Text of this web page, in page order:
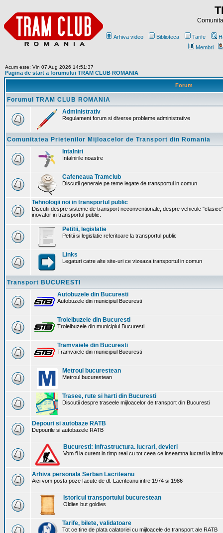
Arhiva video Biblioteca Tarife
Membri
Acum este: Vin 07 Aug 2026 14:51:37
Pagina de start a forumului TRAM CLUB ROMANIA
Forum
Forumul TRAM CLUB ROMANIA
Administrativ
Regulament forum si diverse probleme administrative
Comunitatea Prietenilor Mijloacelor de Transport din Romania
Intalniri
Intalnirile noastre
Cafeneaua Tramclub
Discutii generale pe teme legate de transportul in comun
Tehnologii noi in transportul public
Discutii despre sisteme de transport neconventionale, despre vehicule
inovator in transportul public.
Petitii, legislatie
Petitii si legislatie referitoare la transportul public
Links
Legaturi catre alte site-uri ce vizeaza transportul in comun
Transport BUCURESTI
Autobuzele din Bucuresti
Autobuzele din municipiul Bucuresti
Troleibuzele din Bucuresti
Troleibuzele din municipiul Bucuresti
Tramvaiele din Bucuresti
Tramvaiele din municipiul Bucuresti
Metroul bucurestean
Metroul bucurestean
Trasee, rute si harti din Bucuresti
Discutii despre traseele mijloacelor de transport din Bucuresti
Depouri si autobaze RATB
Depourile si autobazele RATB
Bucuresti: Infrastructura. lucrari, devieri
Vom fi la curent in timp real cu tot ceea ce inseamna lucrari la
Arhiva personala Serban Lacriteanu
Aici vom posta poze facute de dl. Lacriteanu intre 1974 si 1986
Istoricul transportului bucurestean
Oldies but goldies
Tarife, bilete, validatoare
Tot ce tine de plata calatoriei cu mijloacele de transport ale RATB